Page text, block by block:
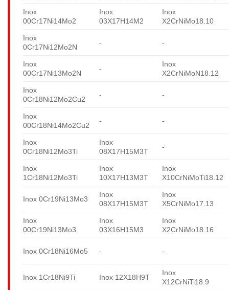
Inox
00Cr17Ni14Mo2
Inox
03X17H14M2
Inox
X2CrNiMo18.10
Inox
0Cr17Ni12Mo2N
- -
Inox
00Cr17Ni13Mo2N
-
Inox
X2CrNiMoN18.12
Inox
0Cr18Ni12Mo2Cu2
- -
Inox
00Cr18Ni14Mo2Cu2
- -
Inox
0Cr18Ni12Mo3Ti
Inox
08X17H15M3T
-
Inox
1Cr18Ni12Mo3Ti
Inox
10X17H13M3T
Inox
X10CrNiMoTi18.12
Inox 0Cr19Ni13Mo3
Inox
08X17H15M3T
Inox
X5CrNiMo17.13
Inox
00Cr19Ni13Mo3
Inox
03X16H15M3
Inox
X2CrNiMo18.16
Inox 0Cr18Ni16Mo5 - -
Inox 1Cr18Ni9Ti Inox 12X18H9T
Inox
X12CrNiTi18.9